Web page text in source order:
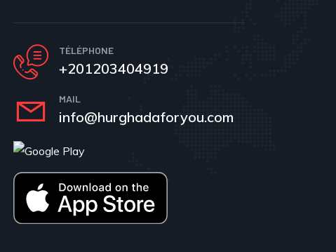
TÉLÉPHONE
+201203404919
MAIL
info@hurghadaforyou.com